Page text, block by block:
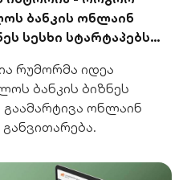
ბანკის ონლაინ
სესხი სტარტაპებს
რუმორმა იდეა
ბანკის ბიზნეს
ონლაინ
განვითარება.